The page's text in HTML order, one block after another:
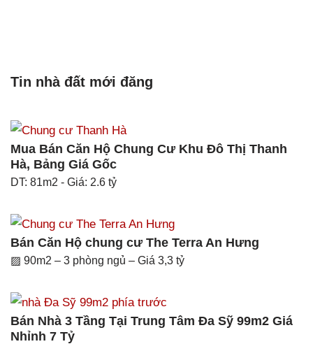
Tin nhà đất mới đăng
Mua Bán Căn Hộ Chung Cư Khu Đô Thị Thanh
Hà, Bảng Giá Gốc
DT: 81m2 - Giá: 2.6 tỷ
Bán Căn Hộ chung cư The Terra An Hưng
▨ 90m2 – 3 phòng ngủ – Giá 3,3 tỷ
Bán Nhà 3 Tầng Tại Trung Tâm Đa Sỹ 99m2 Giá
Nhỉnh 7 Tỷ